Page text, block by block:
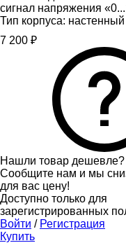
сигнал напряжения
Тип корпуса:
7 200 ₽
Нашли товар дешевле?
Сообщите нам и мы
для вас цену!
Доступно только для
зарегистрированных
Войти / Регистрация
Купить